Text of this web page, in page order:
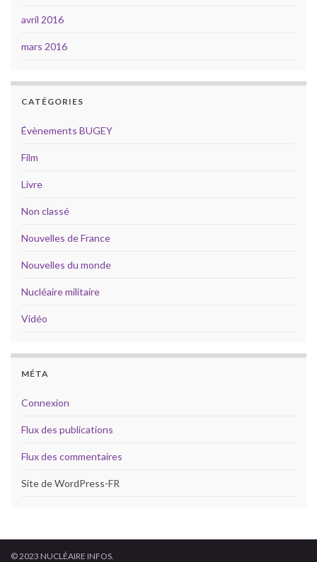
avril 2016
mars 2016
CATÉGORIES
Évènements BUGEY
Film
Livre
Non classé
Nouvelles de France
Nouvelles du monde
Nucléaire militaire
Vidéo
MÉTA
Connexion
Flux des publications
Flux des commentaires
Site de WordPress-FR
© 2023 NUCLÉAIRE INFOS.